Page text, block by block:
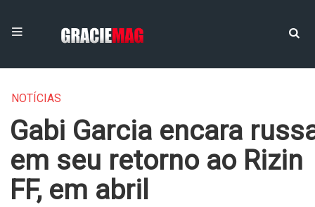
NOTÍCIAS
Gabi Garcia encara
em seu retorno ao Rizin
FF, em abril